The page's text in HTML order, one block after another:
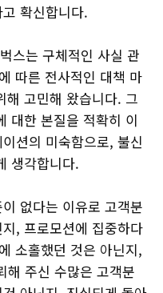
확신합니다.
스는 구체적인 사실 관
따른 전사적인 대책 마
해 고민해 왔습니다. 그
대한 본질을 적확히 이
션의 미숙함으로, 불신
생각합니다.
없다는 이유로 고객분
, 프로모션에 집중하다
소홀했던 것은 아닌지,
해 주신 수많은 고객분